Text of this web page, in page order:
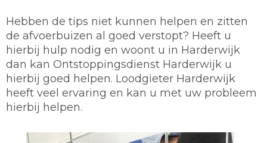
Hebben de tips niet kunnen helpen en zitten
de afvoerbuizen al goed verstopt? Heeft u
hierbij hulp nodig en woont u in Harderwijk
dan kan Ontstoppingsdienst Harderwijk u
hierbij goed helpen. Loodgieter Harderwijk
heeft veel ervaring en kan u met uw probleem
hierbij helpen.